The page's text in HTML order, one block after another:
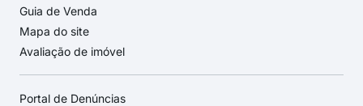
Guia de Venda
Mapa do site
Avaliação de imóvel
Portal de Denúncias